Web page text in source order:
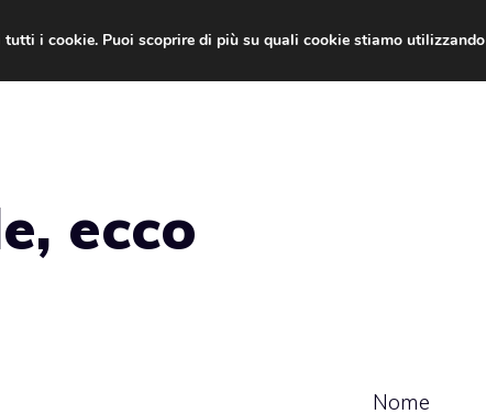
ecco
Nome
i cookie. Puoi scoprire di più su quali cookie stiamo utilizzando